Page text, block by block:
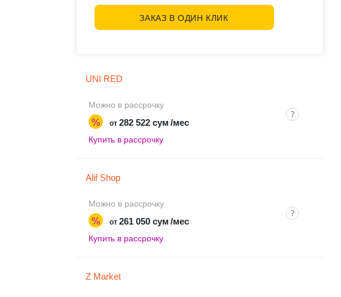
ЗАКАЗ В ОДИН КЛИК
UNI RED
Можно в рассрочку
% от 282 522 сум /мес
Купить в рассрочку
Alif Shop
Можно в рассрочку
% от 261 050 сум /мес
Купить в рассрочку
Z Market